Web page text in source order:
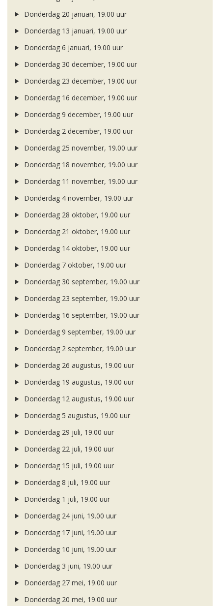
Donderdag 20 januari, 19.00 uur
Donderdag 13 januari, 19.00 uur
Donderdag 6 januari, 19.00 uur
Donderdag 30 december, 19.00 uur
Donderdag 23 december, 19.00 uur
Donderdag 16 december, 19.00 uur
Donderdag 9 december, 19.00 uur
Donderdag 2 december, 19.00 uur
Donderdag 25 november, 19.00 uur
Donderdag 18 november, 19.00 uur
Donderdag 11 november, 19.00 uur
Donderdag 4 november, 19.00 uur
Donderdag 28 oktober, 19.00 uur
Donderdag 21 oktober, 19.00 uur
Donderdag 14 oktober, 19.00 uur
Donderdag 7 oktober, 19.00 uur
Donderdag 30 september, 19.00 uur
Donderdag 23 september, 19.00 uur
Donderdag 16 september, 19.00 uur
Donderdag 9 september, 19.00 uur
Donderdag 2 september, 19.00 uur
Donderdag 26 augustus, 19.00 uur
Donderdag 19 augustus, 19.00 uur
Donderdag 12 augustus, 19.00 uur
Donderdag 5 augustus, 19.00 uur
Donderdag 29 juli, 19.00 uur
Donderdag 22 juli, 19.00 uur
Donderdag 15 juli, 19.00 uur
Donderdag 8 juli, 19.00 uur
Donderdag 1 juli, 19.00 uur
Donderdag 24 juni, 19.00 uur
Donderdag 17 juni, 19.00 uur
Donderdag 10 juni, 19.00 uur
Donderdag 3 juni, 19.00 uur
Donderdag 27 mei, 19.00 uur
Donderdag 20 mei, 19.00 uur